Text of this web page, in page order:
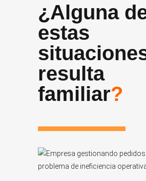
¿Alguna
estas
resulta
familiar?